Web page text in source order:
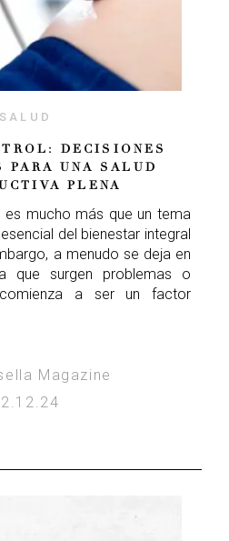
SALUD
DECISIONES
PARA UNA SALUD
PLENA
es mucho más que un tema
del bienestar integral
a menudo se deja en
que surgen problemas o
a ser un factor
Magazine